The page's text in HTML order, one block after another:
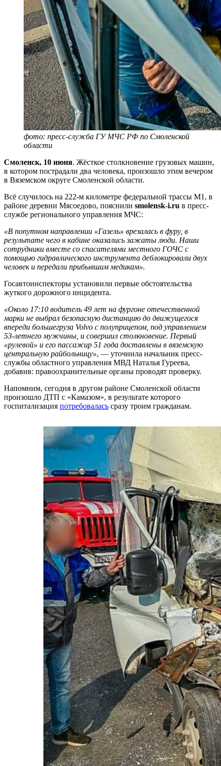
фото: пресс-служба ГУ МЧС РФ по Смоленской
области
Смоленск, 10 июня. Жёсткое столкновение грузовых машин,
в котором пострадали два человека, произошло этим вечером
в Вяземском округе Смоленской области.
Всё случилось на 222-м километре федеральной трассы М1, в
районе деревни Мясоедово, пояснили smolensk-i.ru в пресс-
службе регионального управления МЧС:
«В попутном направлении «Газель» врезалась в фуру, в
результате чего в кабине оказались зажаты люди. Наши
сотрудники вместе со спасателями местного ГОЧС с
помощью гидравлического инструмента деблокировали двух
человек и передали прибывшим медикам».
Госавтоинспекторы установили первые обстоятельства
жуткого дорожного инцидента.
«Около 17:10 водитель 49 лет на фургоне отечественной
марки не выбрал безопасную дистанцию до движущегося
впереди большегруза Volvo с полуприцепом, под управлением
53-летнего мужчины, и совершил столкновение. Первый
«рулевой» и его пассажир 51 года доставлены в вяземскую
центральную райбольницу», — уточнила начальник пресс-
службы областного управления МВД Наталья Гуреева,
добавив: правоохранительные органы проводят проверку.
Напомним, сегодня в другом районе Смоленской области
произошло ДТП с «Камазом», в результате которого
госпитализация потребовалась сразу троим гражданам.